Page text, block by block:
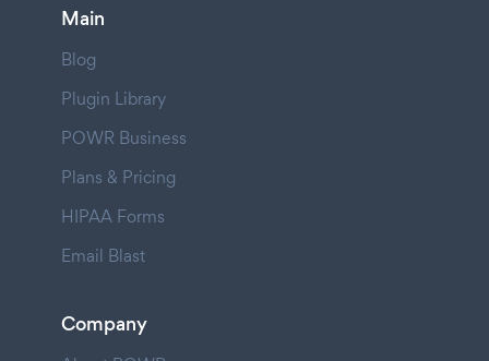
Main
Blog
Plugin Library
POWR Business
Plans & Pricing
HIPAA Forms
Email Blast
Company